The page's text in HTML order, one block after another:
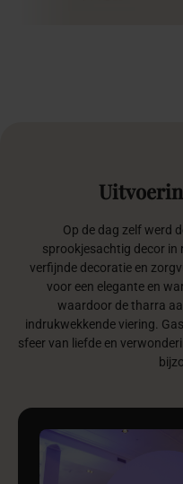
Op de dag zelf werd
sprookjesachtig decor in
verfijnde decoratie en
voor een elegante en
waardoor de tharra
indrukwekkende viering.
sfeer van liefde en